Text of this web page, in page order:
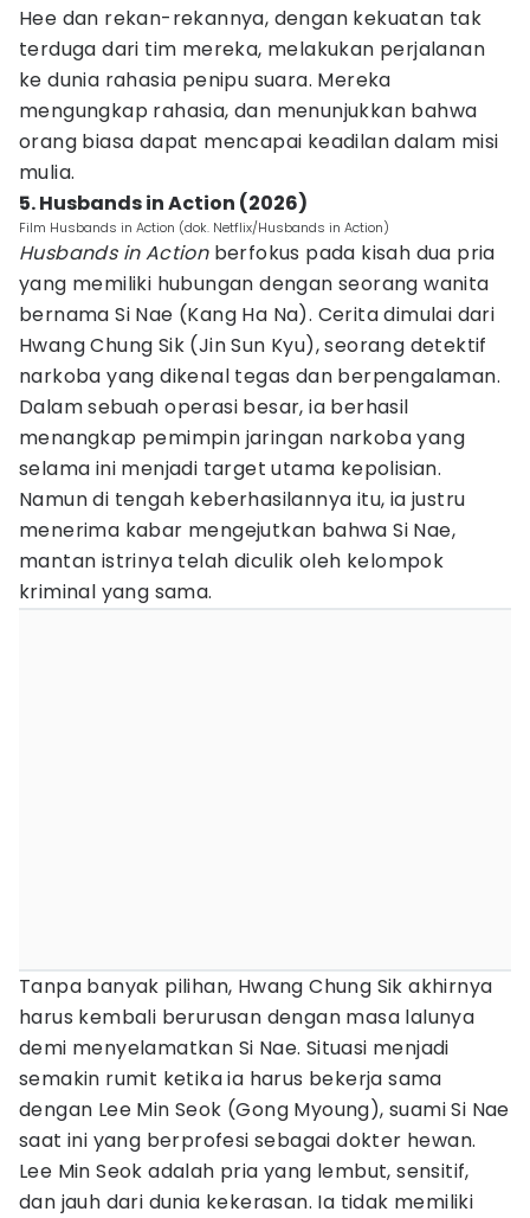
Hee dan rekan-rekannya, dengan kekuatan tak
terduga dari tim mereka, melakukan perjalanan
ke dunia rahasia penipu suara. Mereka
mengungkap rahasia, dan menunjukkan bahwa
orang biasa dapat mencapai keadilan dalam misi
mulia.
5. Husbands in Action (2026)
Film Husbands in Action (dok. Netflix/Husbands in Action)
Husbands in Actionberfokus pada kisah dua pria
yang memiliki hubungan dengan seorang wanita
bernama Si Nae (Kang Ha Na). Cerita dimulai dari
Hwang Chung Sik (Jin Sun Kyu), seorang detektif
narkoba yang dikenal tegas dan berpengalaman.
Dalam sebuah operasi besar, ia berhasil
menangkap pemimpin jaringan narkoba yang
selama ini menjadi target utama kepolisian.
Namun di tengah keberhasilannya itu, ia justru
menerima kabar mengejutkan bahwa Si Nae,
mantan istrinya telah diculik oleh kelompok
kriminal yang sama.
Tanpa banyak pilihan, Hwang Chung Sik akhirnya
harus kembali berurusan dengan masa lalunya
demi menyelamatkan Si Nae. Situasi menjadi
semakin rumit ketika ia harus bekerja sama
dengan Lee Min Seok (Gong Myoung), suami Si Nae
saat ini yang berprofesi sebagai dokter hewan.
Lee Min Seok adalah pria yang lembut, sensitif,
dan jauh dari dunia kekerasan. Ia tidak memiliki